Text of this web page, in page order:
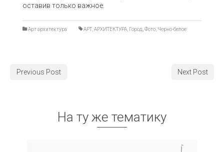
оставив только важное.
Арт архитектура АРТ АРХИТЕКТУРА Город Фото Черно-белое
Previous Post Next Post
На ту же тематику